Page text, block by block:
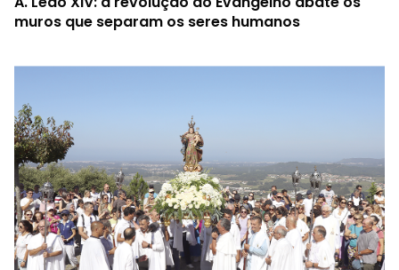
muros que separam os seres humanos